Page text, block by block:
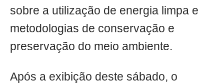
sobre a utilização de energia limpa e
metodologias de conservação e
preservação do meio ambiente.
Após a exibição deste sábado, o